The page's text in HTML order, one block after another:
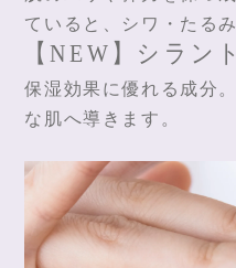
ていると、シワ・たる
【NEW】シラン
保湿効果に優れる成分
な肌へ導きます。